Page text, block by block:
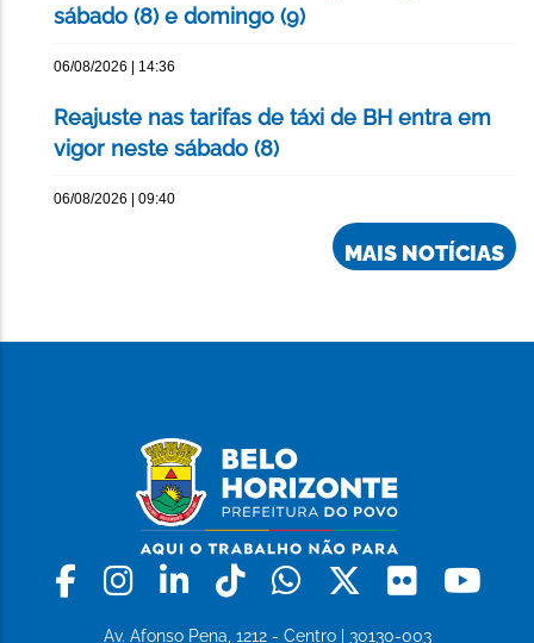
sábado (8) e domingo (9)
06/08/2026 | 14:36
Reajuste nas tarifas de táxi de BH entra em
vigor neste sábado (8)
06/08/2026 | 09:40
MAIS NOTÍCIAS
Facebook
Instagram
LinkedinTiktokWhatsapp
X Flickr
Av. Afonso Pena, 1212 - Centro | 30130-003